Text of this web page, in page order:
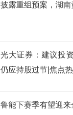
披露重组预案，湖
光大证券：建议投
仍应持股过节|焦点
鲁能下赛季有望迎